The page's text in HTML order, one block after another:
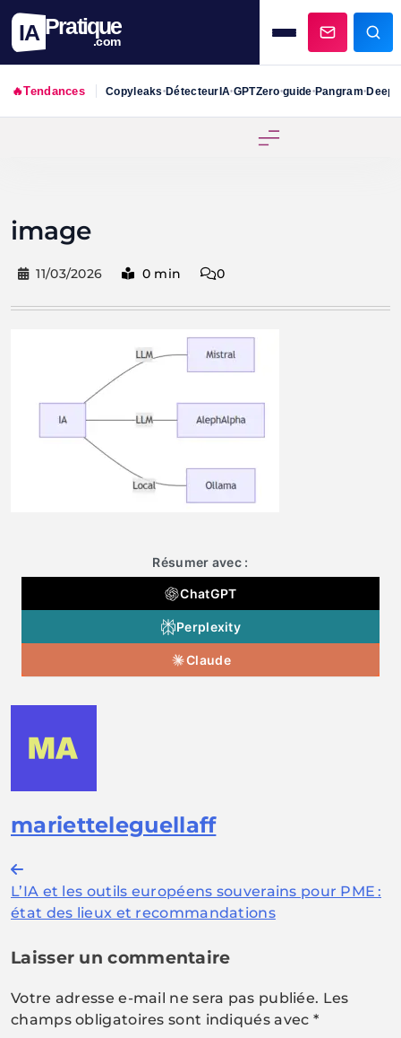
IA Pratique
.com
🔥Tendances Copyleaks •DétecteurIA•GPTZero•guide•Pangram•
image
11/03/2026 0 min 0
Résumer avec :
ChatGPT
Perplexity
Claude
marietteleguellaff
Navigation
de
L’IA et les outils européens souverains pour PME :
état des lieux et recommandations
Laisser un commentaire
Votre adresse e-mail ne sera pas publiée. Les
champs obligatoires sont indiqués avec *